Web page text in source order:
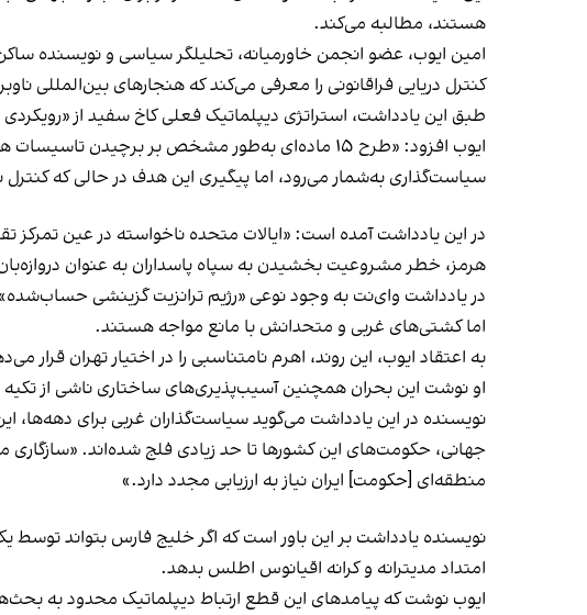
هستند، مطالبه می‌کند.
امین ایوب، عضو انجمن خاورمیانه، تحلیلگر سیاسی و نویسنده
کنترل دریایی فراقانونی را معرفی می‌کند که هنجارهای بین‌المللی
طبق این یادداشت، استراتژی دیپلماتیک فعلی کاخ سفید از
ایوب افزود: «طرح ۱۵ ماده‌ای به‌طور مشخص بر
سیاست‌گذاری به‌شمار می‌رود، اما پیگیری این هدف در حالی که
در این یادداشت آمده است:‌ «ایالات متحده ناخواسته در عین تمرکز
هرمز، خطر مشروعیت بخشیدن به سپاه پاسداران به عنوان
در یادداشت وای‌نت به وجود نوعی «رژیم ترانزیت گزینشی
اما کشتی‌های غربی و متحدانش با مانع مواجه هستند.
به اعتقاد ایوب، این روند، اهرم نامتناسبی را در اختیار تهران قرار می‌دهد که بیش از ۲۰ درصد از نفت دریایی جهان
او نوشت این بحران همچنین آسیب‌پذیری‌های ساختاری ناشی از
نویسنده در این یادداشت می‌گوید سیاست‌گذاران غربی برای دهه‌ها،
جهانی، حکومت‌های این کشورها تا حد زیادی فلج شده‌اند. «سازگاری
منطقه‌ای [حکومت] ایران نیاز به ارزیابی مجدد دارد.»
نویسنده یادداشت بر این باور است که اگر خلیج فارس بتواند توسط
امتداد مدیترانه و کرانه اقیانوس اطلس بدهد.
ایوب نوشت که پیامدهای این قطع ارتباط دیپلماتیک محدود به